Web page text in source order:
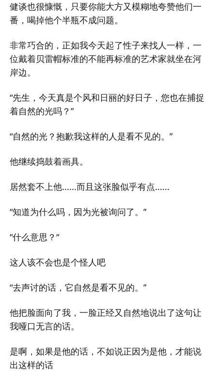
健谈也很慷慨，只要你能大方又模糊地夸赞他们一
番，喝掉他个半瓶不成问题。
非常巧合的，正如我今天起了性子来找人一样，一
位戴着贝雷帽标准的不能再标准的艺术家就坐在河
岸边。
“先生，今天真是个风和日丽的好日子，您也在捕捉
着自然的光吗？”
“自然的光？抱歉我这样的人是看不见的。”
他继续捣鼓着画具。
居然套不上他......而且这张脸似乎有点......
“知道为什么吗，因为光被询问了。”
“什么意思？“
这人该不会也是个怪人吧
“去声讨的话，它自然是看不见的。”
他把脸面向了我，一脸正经又自然地说出了这句让
我哑口无言的话。
是啊，如果是他的话，不如说正因为是他，才能说
出这样的话